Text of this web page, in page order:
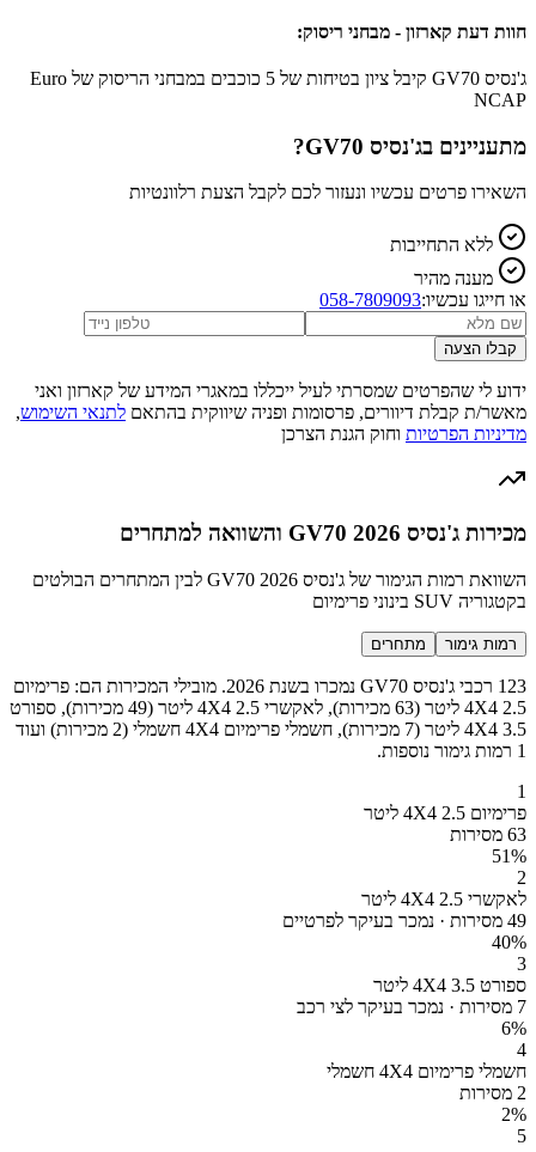
חוות דעת קארזון - מבחני ריסוק:
ג'נסיס GV70 קיבל ציון בטיחות של 5 כוכבים במבחני הריסוק של Euro
NCAP
מתעניינים בג'נסיס GV70 ?
השאירו פרטים עכשיו ונעזור לכם לקבל הצעת רלוונטיות
ללא התחייבות
מענה מהיר
או חייגו עכשיו:058-7809093
קבלו הצעה
ידוע לי שהפרטים שמסרתי לעיל ייכללו במאגרי המידע של קארזון ואני
מאשר/ת קבלת דיוורים, פרסומות ופניה שיווקית בהתאם לתנאי השימוש,
מדיניות הפרטיות וחוק הגנת הצרכן
מכירות ג'נסיס GV70 2026 והשוואה למתחרים
השוואת רמות הגימור של ג'נסיס GV70 2026 לבין המתחרים הבולטים
בקטגוריה SUV בינוני פרימיום
רמות גימור מתחרים
123 רכבי ג'נסיס GV70 נמכרו בשנת 2026. מובילי המכירות הם: פרימיום
4X4 2.5 ליטר (63 מכירות), לאקשרי 4X4 2.5 ליטר (49 מכירות), ספורט
4X4 3.5 ליטר (7 מכירות), חשמלי פרימיום 4X4 חשמלי (2 מכירות) ועוד
1 רמות גימור נוספות.
1
פרימיום 4X4 2.5 ליטר
63 מסירות
51%
2
לאקשרי 4X4 2.5 ליטר
49 מסירות · נמכר בעיקר לפרטיים
40%
3
ספורט 4X4 3.5 ליטר
7 מסירות · נמכר בעיקר לצי רכב
6%
4
חשמלי פרימיום 4X4 חשמלי
2 מסירות
2%
5